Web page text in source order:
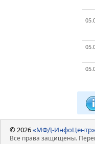
© 2026«МФД-ИнфоЦентр»
Все права защищены.